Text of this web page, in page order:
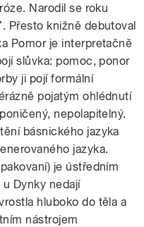
Narodil se roku
Přesto knižně debutoval
Pomor je interpretačně
slůvka: pomoc, ponor
ji pojí formální
pojatým ohlédnutí
nepolapitelný.
básnického jazyka
jazyka.
je ústředním
Dynky nedají
hluboko do těla a
nástrojem